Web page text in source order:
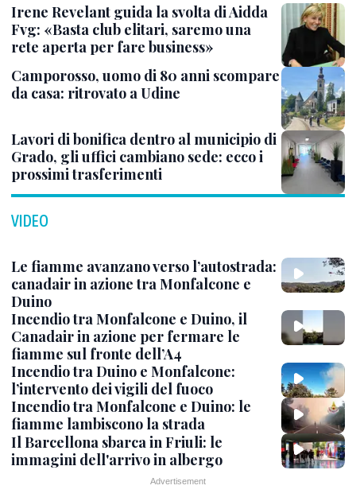
Irene Revelant guida la svolta di Aidda
Fvg: «Basta club elitari, saremo una
rete aperta per fare business»
Camporosso, uomo di 80 anni scompare
da casa: ritrovato a Udine
Lavori di bonifica dentro al municipio di
Grado, gli uffici cambiano sede: ecco i
prossimi trasferimenti
VIDEO
Le fiamme avanzano verso l’autostrada:
canadair in azione tra Monfalcone e
Duino
Incendio tra Monfalcone e Duino, il
Canadair in azione per fermare le
fiamme sul fronte dell’A4
Incendio tra Duino e Monfalcone:
l’intervento dei vigili del fuoco
Incendio tra Monfalcone e Duino: le
fiamme lambiscono la strada
Il Barcellona sbarca in Friuli: le
immagini dell'arrivo in albergo